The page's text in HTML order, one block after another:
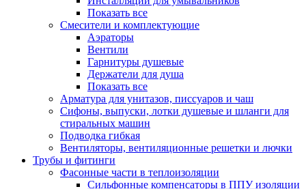
Показать все
Смесители и комплектующие
Аэраторы
Вентили
Гарнитуры душевые
Держатели для душа
Показать все
Арматура для унитазов, писсуаров и чаш
Сифоны, выпуски, лотки душевые и шланги для
стиральных машин
Подводка гибкая
Вентиляторы, вентиляционные решетки и лючки
Трубы и фитинги
Фасонные части в теплоизоляции
Cильфонные компенсаторы в ППУ изоляции